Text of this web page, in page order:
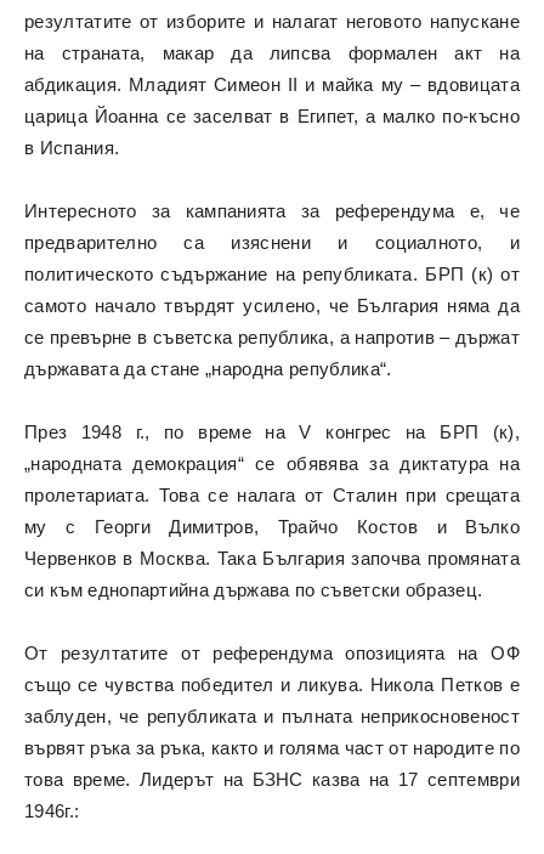
резултатите от изборите и налагат неговото напускане
на страната, макар да липсва формален акт на
абдикация. Младият Симеон II и майка му – вдовицата
царица Йоанна се заселват в Египет, а малко по-късно
в Испания.
Интересното за кампанията за референдума е, че
предварително са изяснени и социалното, и
политическото съдържание на републиката. БРП (к) от
самото начало твърдят усилено, че България няма да
се превърне в съветска република, а напротив – държат
държавата да стане „народна република“.
През 1948 г., по време на V конгрес на БРП (к),
„народната демокрация“ се обявява за диктатура на
пролетариата. Това се налага от Сталин при срещата
му с Георги Димитров, Трайчо Костов и Вълко
Червенков в Москва. Така България започва промяната
си към еднопартийна държава по съветски образец.
От резултатите от референдума опозицията на ОФ
също се чувства победител и ликува. Никола Петков е
заблуден, че републиката и пълната неприкосновеност
вървят ръка за ръка, както и голяма част от народите по
това време. Лидерът на БЗНС казва на 17 септември
1946г.: